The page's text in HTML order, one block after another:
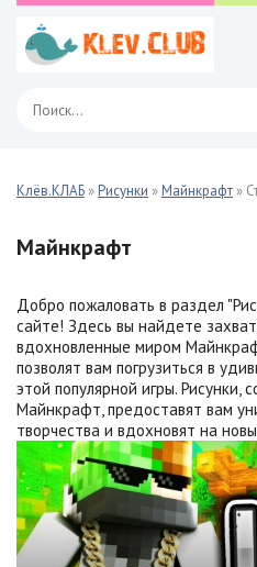
Клёв.КЛАБ »Рисунки »Майнкрафт »
Майнкрафт
Добро пожаловать в раздел
сайте! Здесь вы найдете
вдохновленные миром
позволят вам погрузиться в
этой популярной игры. Рисунки,
Майнкрафт, предоставят вам
творчества и вдохновят на